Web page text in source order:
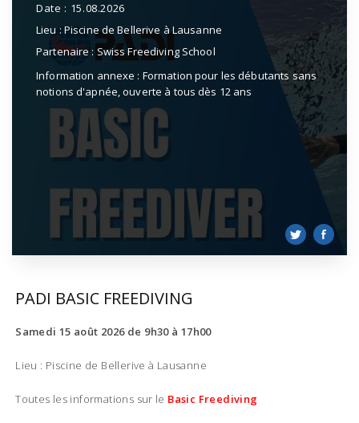
Date : 15.08.2026
Lieu : Piscine de Bellerive à Lausanne
Partenaire : Swiss Freediving School
Information annexe : Formation pour les débutants sans
notions d'apnée, ouverte à tous dès 12 ans
PADI BASIC FREEDIVING
Samedi 15 août 2026 de 9h30 à 17h00
Lieu : Piscine de Bellerive à Lausanne
Toutes les informations sur le Basic Freediving